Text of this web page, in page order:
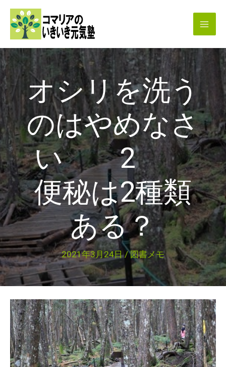
ス
キ
ッ
プ
オシリを洗う
のはやめなさ
い 2
便秘は2種類
ある？
2021年3月24日/図書メモ